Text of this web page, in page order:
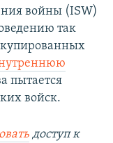
войны (ISW)
так
пытается
войск.
доступ к